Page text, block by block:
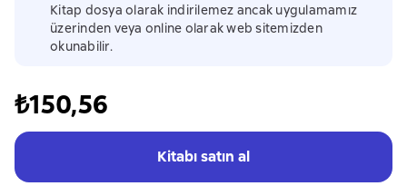
Kitap dosya olarak indirilemez ancak uygulamamız
üzerinden veya online olarak web sitemizden
okunabilir.
₺150,56
Kitabı satın al